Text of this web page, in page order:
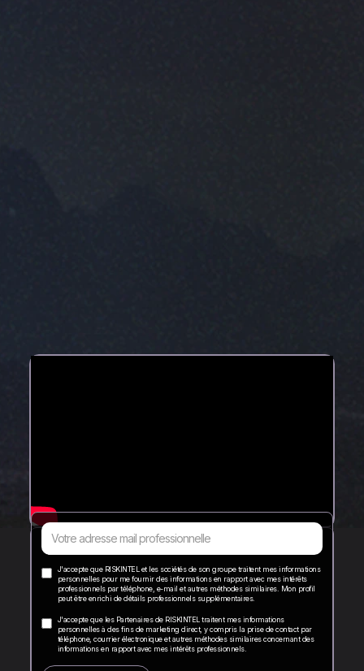
J'accepte que RISKINTEL et les sociétés de son groupe traitent mes informations
personnelles pour me fournir des informations en rapport avec mes intérêts
professionnels par téléphone, e-mail et autres méthodes similaires. Mon profil
peut être enrichi de détails professionnels supplémentaires.
J'accepte que les Partenaires de RISKINTEL traitent mes informations
personnelles à des fins de marketing direct, y compris la prise de contact par
téléphone, courrier électronique et autres méthodes similaires concernant des
informations en rapport avec mes intérêts professionnels.